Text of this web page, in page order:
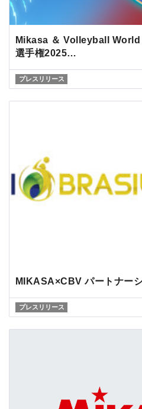
Mikasa ＆ Volleyball World
選手権2025…
プレスリリース
MIKASA×CBV パートナー
プレスリリース